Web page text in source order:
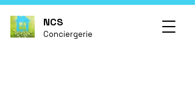
NCS
Conciergerie